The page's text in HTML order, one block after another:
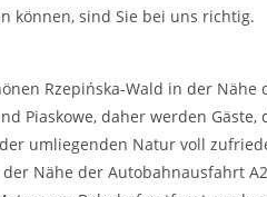
können, sind Sie bei uns richtig.
Rzepińska-Wald in der Nähe
Piaskowe, daher werden Gäste,
umliegenden Natur voll
Nähe der Autobahnausfahrt